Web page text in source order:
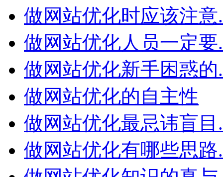
做网站优化时应该注意
做网站优化人员一定要
做网站优化新手困惑的
做网站优化的自主性
做网站优化最忌讳盲目
做网站优化有哪些思路